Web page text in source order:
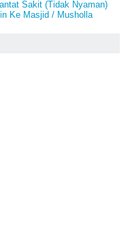
Sakit (Tidak Nyaman)
Ke Masjid / Musholla